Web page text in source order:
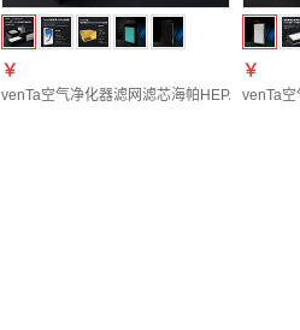
￥
venTa空气净化器滤网滤芯海帕HEPA13活性
￥
venTa